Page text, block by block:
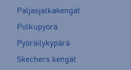
Paljasjalkakengät
Polkupyörä
Pyöräilykypärä
Skechers kengät